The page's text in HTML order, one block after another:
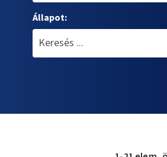
Állapot: